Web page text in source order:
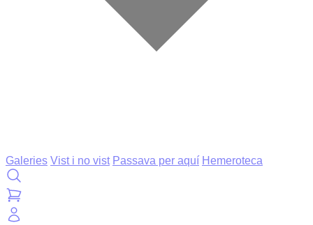
Galeries Vist i no vist Passava per aquí Hemeroteca